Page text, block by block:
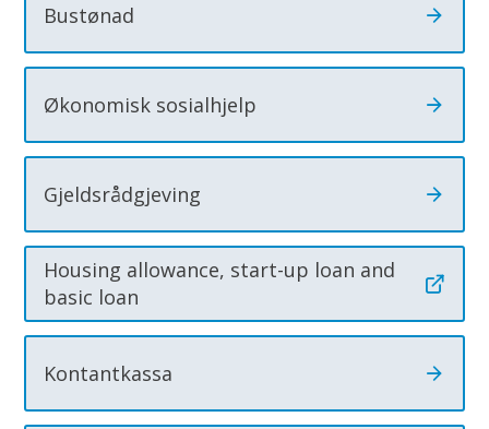
Bustønad
Økonomisk sosialhjelp
Gjeldsrådgjeving
Housing allowance, start-up loan and
basic loan
Kontantkassa